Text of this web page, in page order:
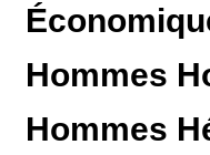
Hommes
Hommes